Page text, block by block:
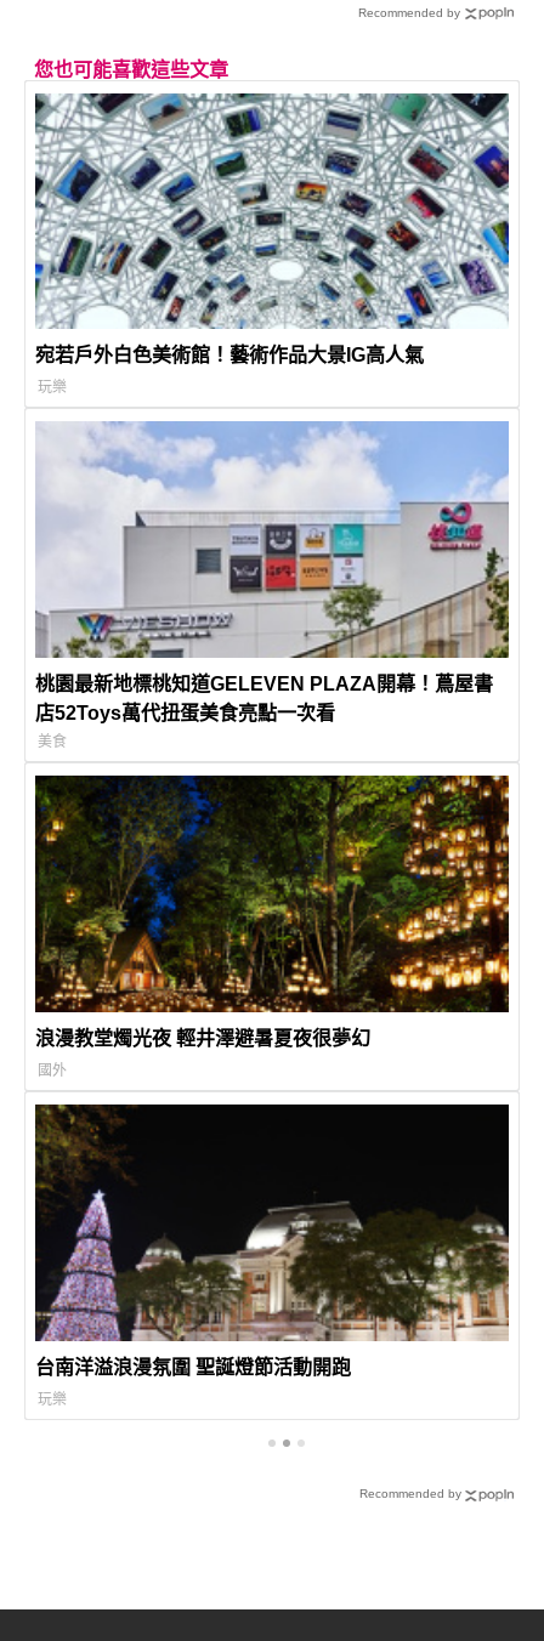
Recommended by
您也可能喜歡這些文章
宛若戶外白色美術館！藝術作品大景IG高人氣
玩樂
桃園最新地標桃知道GELEVEN PLAZA開幕！蔦屋書
店52Toys萬代扭蛋美食亮點一次看
美食
浪漫教堂燭光夜 輕井澤避暑夏夜很夢幻
國外
台南洋溢浪漫氛圍 聖誕燈節活動開跑
玩樂
Recommended by